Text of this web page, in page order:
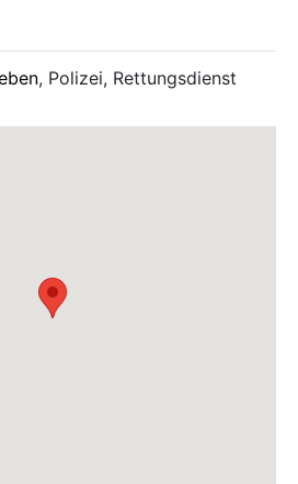
, Polizei, Rettungsdienst